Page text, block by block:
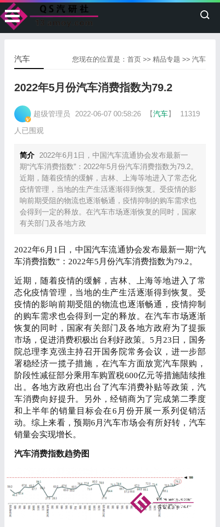
您现在的位置是：首页 >>精品专题 >>汽车
汽车
2022年5月份汽车消费指数为79.2
超级管理员 2022-06-07 00:58:26 【汽车】
11319
人已围观
简介
2022年6月1日，中国汽车流通协会发布最新一
期“汽车消费指数”：2022年5月份汽车消费指数为79.2。
近期，随着疫情的缓解，吉林、上海等地进入了常态化
疫情管理，当地的生产生活逐渐得到恢复。受疫情的影
响前期受阻的物流也逐渐畅通，疫情抑制的购车需求也
会得到一定的释放。在汽车市场逐渐恢复的同时，国家
有关部门及各地方政
2022年6月1日，中国汽车流通协会发布最新一期“汽
车消费指数”：2022年5月份汽车消费指数为79.2。
近期，随着疫情的缓解，吉林、上海等地进入了常
态化疫情管理，当地的生产生活逐渐得到恢复。受
疫情的影响前期受阻的物流也逐渐畅通，疫情抑制
的购车需求也会得到一定的释放。在汽车市场逐渐
恢复的同时，国家有关部门及各地方政府为了提振
市场，促进消费积极出台利好政策。5月23日，国务
院总理李克强主持召开国务院常务会议，进一步部
署稳经济一揽子措施，在汽车方面放宽汽车限购，
阶段性减征部分乘用车购置税600亿元等措施陆续推
出。各地方政府也出台了汽车消费补贴等政策，汽
车消费向好提升。另外，经销商为了完成第二季度
和上半年的销量目标会在6月份开展一系列促销活
动。综上来看，预期6月汽车市场会有所好转，汽车
销量会实现增长。
汽车消费指数趋势图